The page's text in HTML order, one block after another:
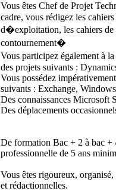
Vous êtes Chef de Projet
cadre, vous rédigez les
d�exploitation, les cahiers de
contournement�
Vous participez également à
des projets suivants :
Vous possédez
suivants : Exchange,
Des connaissances Microsoft
Des déplacements
De formation Bac + 2 à bac +
professionnelle de 5 ans
Vous êtes rigoureux,
et rédactionnelles.